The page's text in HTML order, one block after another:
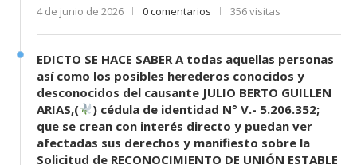
4 de junio de 2026 0 comentarios 356 visitas
EDICTO SE HACE SABER A todas aquellas personas
así como los posibles herederos conocidos y
desconocidos del causante JULIO BERTO GUILLEN
ARIAS,(
) cédula de identidad N° V.- 5.206.352;
que se crean con interés directo y puedan ver
afectadas sus derechos y manifiesto sobre la
Solicitud de RECONOCIMIENTO DE UNIÓN ESTABLE